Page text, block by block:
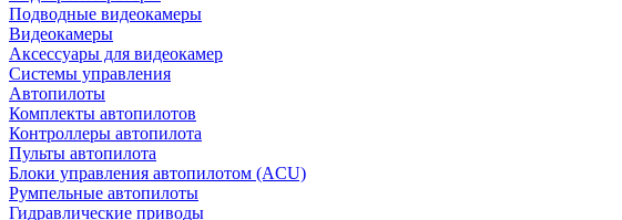
Подводные видеокамеры
Видеокамеры
Аксессуары для видеокамер
Системы управления
Автопилоты
Комплекты автопилотов
Контроллеры автопилота
Пульты автопилота
Блоки управления автопилотом (ACU)
Румпельные автопилоты
Гидравлические приводы